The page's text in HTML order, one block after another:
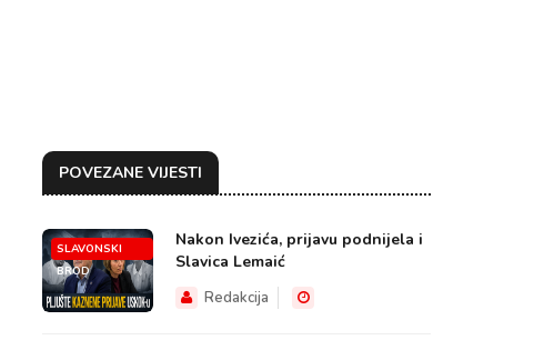
POVEZANE VIJESTI
SLAVONSKI
BROD
Nakon Ivezića, prijavu podnijela i
Slavica Lemaić
Redakcija